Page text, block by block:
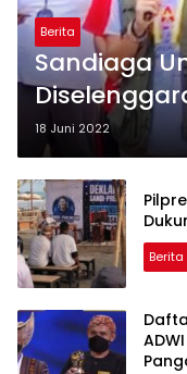
Berita
Sandiaga
Jamboree
18 Juni 2022
Berita